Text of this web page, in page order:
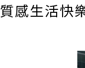
質感生活快